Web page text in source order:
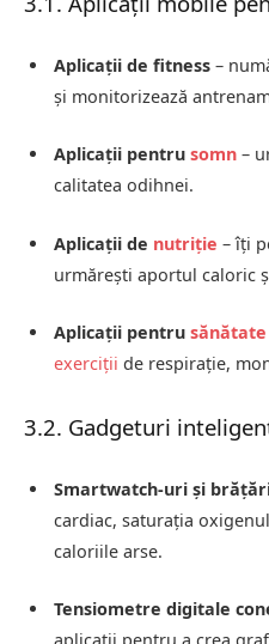
Aplicații de fitness –
și monitorizează
Aplicații pentru somn –
calitatea odihnei.
Aplicații de nutriție – îți
urmărești aportul caloric
Aplicații pentru
exerciții de respirație,
3.2. Gadgeturi
Smartwatch-uri și
cardiac, saturația
caloriile arse.
Tensiometre digitale